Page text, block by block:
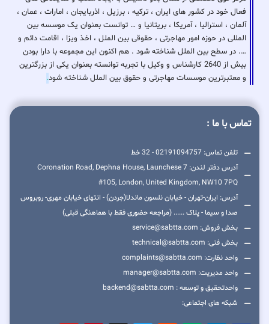
فعال خود در کشور های ایران ، ترکیه ، برزیل ، اذربایجان ، امارات ، عمان ،
آلمان ، استرالیا ، آمریکا ، بریتانیا و … توانست بعنوان یک موسسه بین
المللی در حوزه امور مهاجرتی ، حقوقی بین الملل ، اخذ ویزا ، اقامت دائم و
…. در سطح بین الملل شناخته شود . هم اکنون این مجموعه با دارا بودن
بیش از 2640 کارشناس و وکیل با تجربه توانسته بعنوان یکی از بزرگترین
و معتبرترین موسسات مهاجرتی و حقوق بین الملل شناخته شود.
تماس با ما :
تلفن تماس: 02191094757 - 32 خط
آدرس دفتر لندن: 7 Coronation Road, Dephna House, Launchese
#105, London, United Kingdom, NW10 7PQ
آدرس: ایران-تهران - خیابان نلسون ماندلا(جردن) - انتهای خیابان مهری- روبروس
صدا و سیما - پلاک ...... (مراجعه حضوری فقط با هماهنگی قبلی)
بخش فروش: service@sabtta.com
بخش فنی: technical@sabtta.com
واحد نظارت: complaints@sabtta.com
واحد مدیریت: manager@sabtta.com
واحدتحقیق و توسعه : backend@sabtta.com
شبکه های اجتماعی: